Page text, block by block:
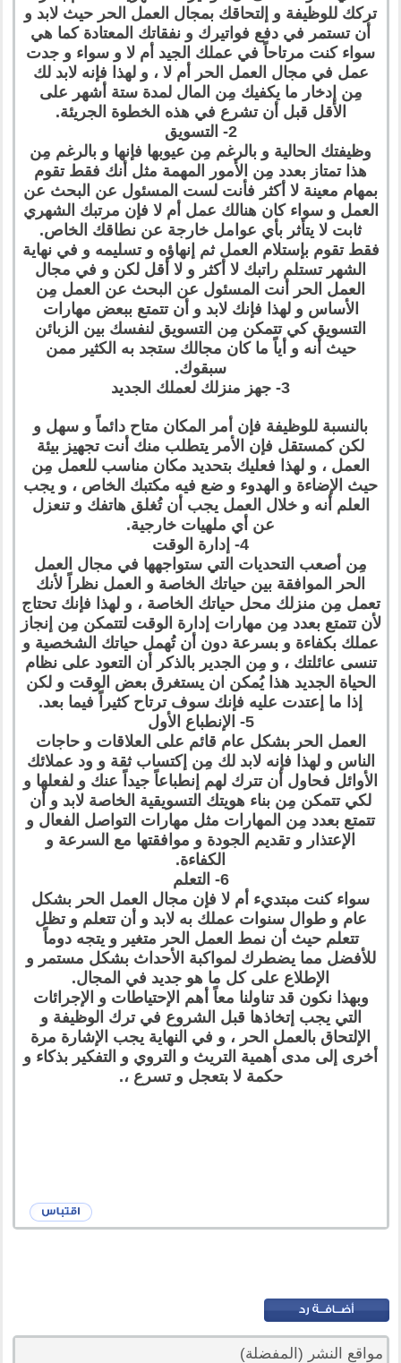
تركك للوظيفة و إلتحاقك بمجال العمل الحر حيث لابد و
أن تستمر في دفع فواتيرك و نفقاتك المعتادة كما هي
سواء كنت مرتاحاً في عملك الجيد أم لا و سواء و جدت
عمل في مجال العمل الحر أم لا ، و لهذا فإنه لابد لك
مِن إدخار ما يكفيك مِن المال لمدة ستة أشهر على
الأقل قبل أن تشرع في هذه الخطوة الجريئة.
2- التسويق
وظيفتك الحالية و بالرغم مِن عيوبها فإنها و بالرغم مِن
هذا تمتاز بعدد مِن الأمور المهمة مثل أنك فقط تقوم
بمهام معينة لا أكثر فأنت لست المسئول عن البحث عن
العمل و سواء كان هنالك عمل أم لا فإن مرتبك الشهري
ثابت لا يتأثر بأي عوامل خارجة عن نطاقك الخاص.
فقط تقوم بإستلام العمل ثم إنهاؤه و تسليمه و في نهاية
الشهر تستلم راتبك لا أكثر و لا أقل لكن و في مجال
العمل الحر أنت المسئول عن البحث عن العمل مِن
الأساس و لهذا فإنك لابد و أن تتمتع ببعض مهارات
التسويق كي تتمكن مِن التسويق لنفسك بين الزبائن
حيث أنه و أياً ما كان مجالك ستجد به الكثير ممن
سبقوك.
3- جهز منزلك لعملك الجديد
بالنسبة للوظيفة فإن أمر المكان متاح دائماً و سهل و
لكن كمستقل فإن الأمر يتطلب منك أنت تجهيز بيئة
العمل ، و لهذا فعليك بتحديد مكان مناسب للعمل مِن
حيث الإضاءة و الهدوء و ضع فيه مكتبك الخاص ، و يجب
العلم أنه و خلال العمل يجب أن تُغلق هاتفك و تنعزل
عن أي ملهيات خارجية.
4- إدارة الوقت
مِن أصعب التحديات التي ستواجهها في مجال العمل
الحر الموافقة بين حياتك الخاصة و العمل نظراً لأنك
تعمل مِن منزلك محل حياتك الخاصة ، و لهذا فإنك تحتاج
لأن تتمتع بعدد مِن مهارات إدارة الوقت لتتمكن مِن إنجاز
عملك بكفاءة و بسرعة دون أن تُهمل حياتك الشخصية و
تنسى عائلتك ، و مِن الجدير بالذكر أن التعود على نظام
الحياة الجديد هذا يُمكن ان يستغرق بعض الوقت و لكن
إذا ما إعتدت عليه فإنك سوف ترتاح كثيراً فيما بعد.
5- الإنطباع الأول
العمل الحر بشكل عام قائم على العلاقات و حاجات
الناس و لهذا فإنه لابد لك مِن إكتساب ثقة و ود عملائك
الأوائل فحاول أن تترك لهم إنطباعاً جيداً عنك و لفعلها و
لكي تتمكن مِن بناء هويتك التسويقية الخاصة لابد و أن
تتمتع بعدد مِن المهارات مثل مهارات التواصل الفعال و
الإعتذار و تقديم الجودة و موافقتها مع السرعة و
الكفاءة.
6- التعلم
سواء كنت مبتديء أم لا فإن مجال العمل الحر بشكل
عام و طوال سنوات عملك به لابد و أن تتعلم و تظل
تتعلم حيث أن نمط العمل الحر متغير و يتجه دوماً
للأفضل مما يضطرك لمواكبة الأحداث بشكل مستمر و
الإطلاع على كل ما هو جديد في المجال.
وبهذا نكون قد تناولنا معاً أهم الإحتياطات و الإجرائات
التي يجب إتخاذها قبل الشروع في ترك الوظيفة و
الإلتحاق بالعمل الحر ، و في النهاية يجب الإشارة مرة
أخرى إلى مدى أهمية التريث و التروي و التفكير بذكاء و
حكمة لا بتعجل و تسرع ،.
مواقع النشر (المفضلة)